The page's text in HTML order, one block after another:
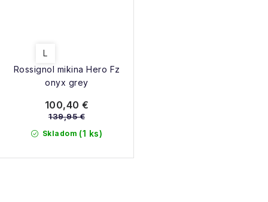
Rossignol mikina Hero Fz
onyx grey
L
Skladom (1 ks)
100,40 €
139,95 €